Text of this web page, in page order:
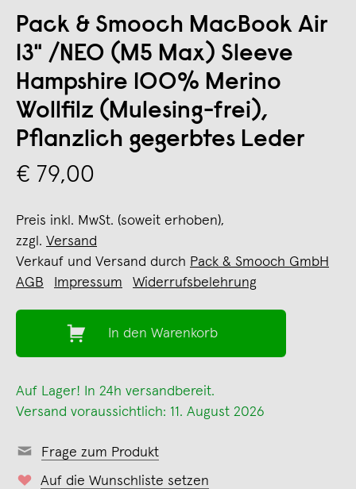
Pack & Smooch MacBook Air
13" /NEO (M5 Max) Sleeve
Hampshire 100% Merino
Wollfilz (Mulesing-frei),
Pflanzlich gegerbtes Leder
€ 79,00
Preis inkl. MwSt. (soweit erhoben),
zzgl. Versand
Verkauf und Versand durch Pack & Smooch GmbH
AGB
Impressum Widerrufsbelehrung
In den Warenkorb
Auf Lager! In 24h versandbereit.
Versand voraussichtlich: 11. August 2026
Frage zum Produkt
Auf die Wunschliste setzen